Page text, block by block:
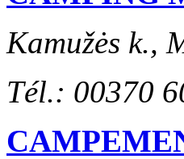
Kamužės k.,
Tél.: 00370